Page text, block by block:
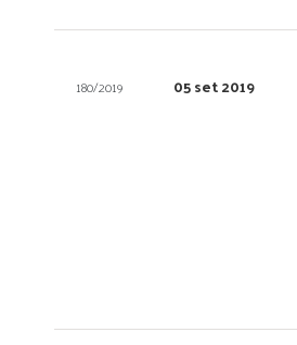
180/2019 05 set 2019